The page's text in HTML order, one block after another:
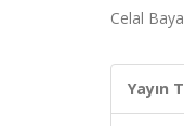
Celal
Yayın